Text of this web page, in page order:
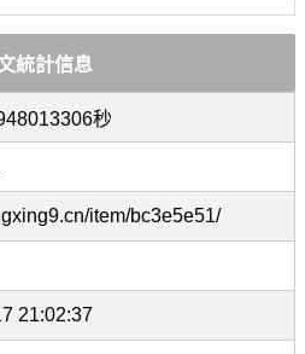
統計信息
秒
item/bc3e5e51/
21:02:37